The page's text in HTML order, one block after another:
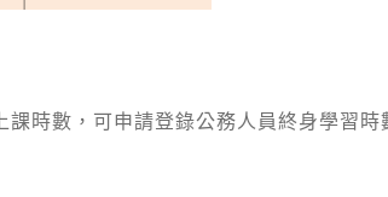
時數，可申請登錄公務人員終身學習時